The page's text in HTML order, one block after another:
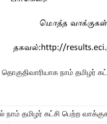
நாம் தமிழர்
தமிழர் கட்சி பெற்ற